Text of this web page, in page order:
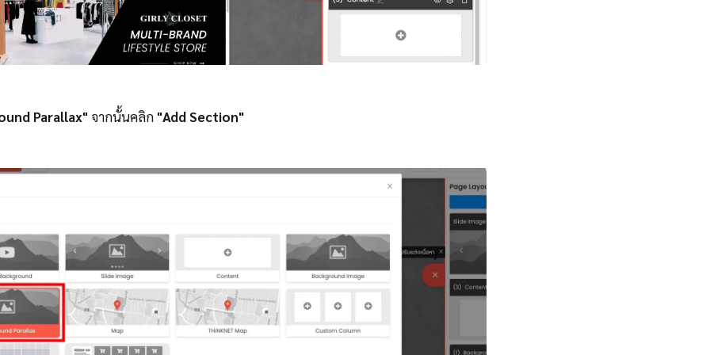
Parallax" จากนั้นคลิก "Add Section"